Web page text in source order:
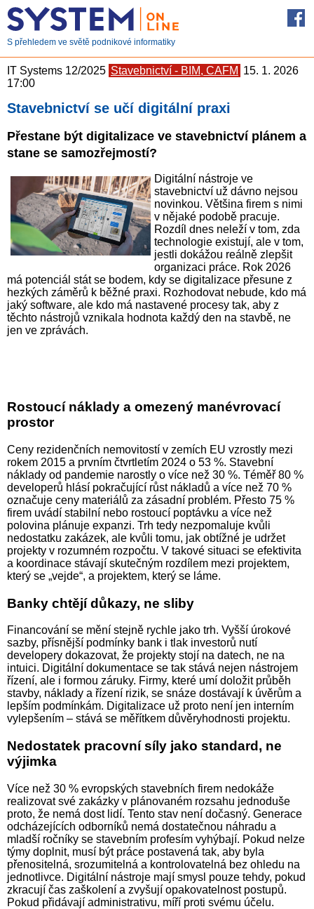
S přehledem ve světě podnikové informatiky
IT Systems 12/2025 Stavebnictví - BIM, CAFM 15. 1. 2026
17:00
Stavebnictví se učí digitální praxi
Přestane být digitalizace ve stavebnictví plánem a
stane se samozřejmostí?
Digitální nástroje ve
stavebnictví už dávno nejsou
novinkou. Většina firem s nimi
v nějaké podobě pracuje.
Rozdíl dnes neleží v tom, zda
technologie existují, ale v tom,
jestli dokážou reálně zlepšit
organizaci práce. Rok 2026
má potenciál stát se bodem, kdy se digitalizace přesune z
hezkých záměrů k běžné praxi. Rozhodovat nebude, kdo má
jaký software, ale kdo má nastavené procesy tak, aby z
těchto nástrojů vznikala hodnota každý den na stavbě, ne
jen ve zprávách.
Rostoucí náklady a omezený manévrovací
prostor
Ceny rezidenčních nemovitostí v zemích EU vzrostly mezi
rokem 2015 a prvním čtvrtletím 2024 o 53 %. Stavební
náklady od pandemie narostly o více než 30 %. Téměř 80 %
developerů hlásí pokračující růst nákladů a více než 70 %
označuje ceny materiálů za zásadní problém. Přesto 75 %
firem uvádí stabilní nebo rostoucí poptávku a více než
polovina plánuje expanzi. Trh tedy nezpomaluje kvůli
nedostatku zakázek, ale kvůli tomu, jak obtížné je udržet
projekty v rozumném rozpočtu. V takové situaci se efektivita
a koordinace stávají skutečným rozdílem mezi projektem,
který se „vejde“, a projektem, který se láme.
Banky chtějí důkazy, ne sliby
Financování se mění stejně rychle jako trh. Vyšší úrokové
sazby, přísnější podmínky bank i tlak investorů nutí
developery dokazovat, že projekty stojí na datech, ne na
intuici. Digitální dokumentace se tak stává nejen nástrojem
řízení, ale i formou záruky. Firmy, které umí doložit průběh
stavby, náklady a řízení rizik, se snáze dostávají k úvěrům a
lepším podmínkám. Digitalizace už proto není jen interním
vylepšením – stává se měřítkem důvěryhodnosti projektu.
Nedostatek pracovní síly jako standard, ne
výjimka
Více než 30 % evropských stavebních firem nedokáže
realizovat své zakázky v plánovaném rozsahu jednoduše
proto, že nemá dost lidí. Tento stav není dočasný. Generace
odcházejících odborníků nemá dostatečnou náhradu a
mladší ročníky se stavebním profesím vyhýbají. Pokud nelze
týmy doplnit, musí být práce postavená tak, aby byla
přenositelná, srozumitelná a kontrolovatelná bez ohledu na
jednotlivce. Digitální nástroje mají smysl pouze tehdy, pokud
zkracují čas zaškolení a zvyšují opakovatelnost postupů.
Pokud přidávají administrativu, míří proti svému účelu.